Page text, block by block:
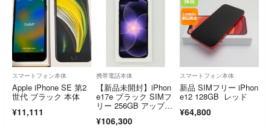
スマートフォン本体
Apple iPhone SE 第2
世代 ブラック 本体
¥11,111
携帯電話本体
【新品未開封】iPhon
e17e ブラック SIMフ
リー 256GB アップ
¥106,300
スマートフォン本体
新品 SIMフリー iPhon
e12 128GB レッド
¥64,800